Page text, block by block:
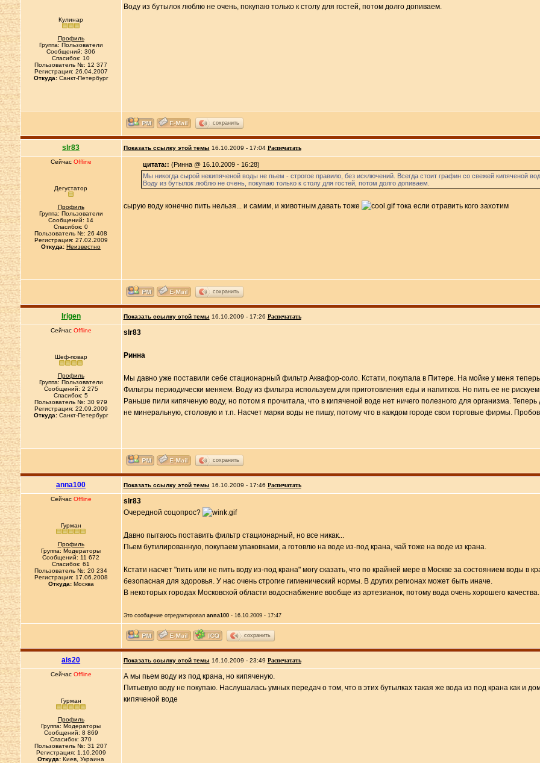
Кулинар
Профиль
Группа: Пользователи
Сообщений: 306
Спасибок: 10
Пользователь №: 12 377
Регистрация: 26.04.2007
Откуда:Санкт-Петербург
Воду из бутылок люблю не очень, покупаю только к столу для гостей, потом долго допиваем.
сохранить
slr83 Показать ссылку этой темы 16.10.2009 - 17:04 Распечатать
Сейчас Offline
Дегустатор
Профиль
Группа: Пользователи
Сообщений: 14
Спасибок: 0
Пользователь №: 26 408
Регистрация: 27.02.2009
Откуда: Неизвестно
цитата:: (Ринна @ 16.10.2009 - 16:28)
Мы никогда сырой некипяченой воды не пьем - строгое правило, без исключений. Всегда стоит графин со свежей кипяченой
Воду из бутылок люблю не очень, покупаю только к столу для гостей, потом долго допиваем.
сырую воду конечно пить нельзя... и самим, и животным давать тоже тока если отравить кого захотим
сохранить
Irigen Показать ссылку этой темы 16.10.2009 - 17:26 Распечатать
Сейчас Offline
Шеф-повар
Профиль
Группа: Пользователи
Сообщений: 2 275
Спасибок: 5
Пользователь №: 30 979
Регистрация: 22.09.2009
Откуда:Санкт-Петербург
slr83
Ринна
Мы давно уже поставили себе стационарный фильтр Аквафор-соло. Кстати, покупала в Питере. На мойке у меня
Фильтры периодически меняем. Воду из фильтра используем для приготовления еды и напитков. Но пить ее не
Раньше пили кипяченую воду, но потом я прочитала, что в кипяченой воде нет ничего полезного для организма.
не минеральную, столовую и т.п. Насчет марки воды не пишу, потому что в каждом городе свои торговые фирмы.
сохранить
anna100 Показать ссылку этой темы 16.10.2009 - 17:46 Распечатать
Сейчас Offline
Гурман
Профиль
Группа: Модераторы
Сообщений: 11 672
Спасибок: 61
Пользователь №: 20 234
Регистрация: 17.06.2008
Откуда:Москва
slr83
Очередной соцопрос?
Давно пытаюсь поставить фильтр стационарный, но все никак...
Пьем бутилированную, покупаем упаковками, а готовлю на воде из-под крана, чай тоже на воде из крана.
Кстати насчет "пить или не пить воду из-под крана" могу сказать, что по крайней мере в Москве за состоянием воды в
безопасная для здоровья. У нас очень строгие гигиенический нормы. В других регионах может быть иначе.
В некоторых городах Московской области водоснабжение вообще из артезианок, потому вода очень хорошего качества.
Это сообщение отредактировал anna100- 16.10.2009 - 17:47
сохранить
ais20 Показать ссылку этой темы 16.10.2009 - 23:49 Распечатать
Сейчас Offline
Гурман
Профиль
Группа: Модераторы
Сообщений: 8 869
Спасибок: 370
Пользователь №: 31 207
Регистрация: 1.10.2009
Откуда: Киев, Украина
А мы пьем воду из под крана, но кипяченую.
Питьевую воду не покупаю. Наслушалась умных передач о том, что в этих бутылках такая же вода из под крана как и
кипяченой воде